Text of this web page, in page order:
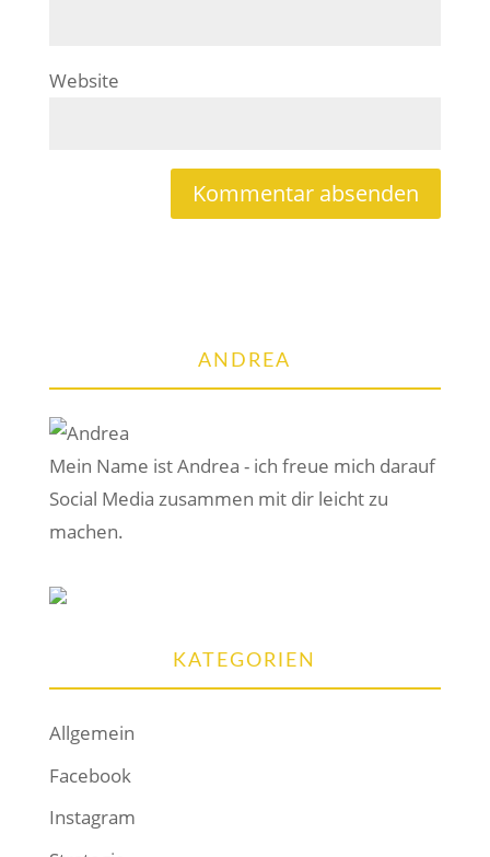
Website
ANDREA
Mein Name ist Andrea - ich freue mich darauf
Social Media zusammen mit dir leicht zu
machen.
KATEGORIEN
Allgemein
Facebook
Instagram